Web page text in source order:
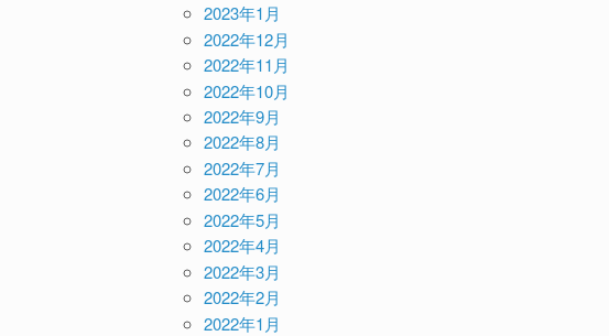
2023年1月
2022年12月
2022年11月
2022年10月
2022年9月
2022年8月
2022年7月
2022年6月
2022年5月
2022年4月
2022年3月
2022年2月
2022年1月